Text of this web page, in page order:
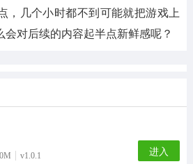
，几个小时都不到可能就把游戏上
对后续的内容起半点新鲜感呢？
v1.0.1 进入